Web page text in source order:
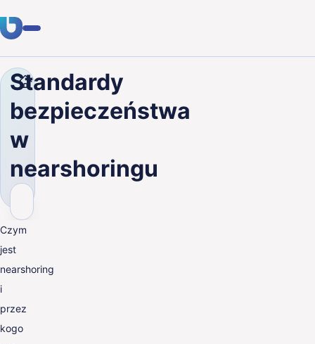
Usługi
Klienci
Branże
O nas
Kariera
Firma Blog
Standardy
bezpieczeństwa
w
nearshoringu
Czym
jest
nearshoring
i
przez
kogo